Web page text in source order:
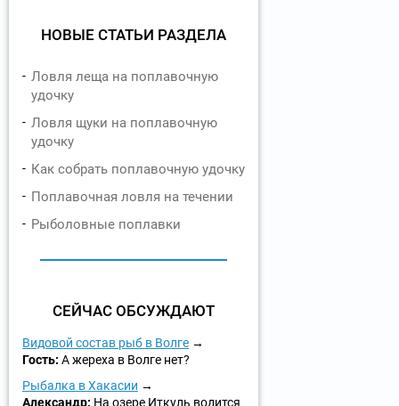
НОВЫЕ СТАТЬИ РАЗДЕЛА
Ловля леща на поплавочную
удочку
Ловля щуки на поплавочную
удочку
Как собрать поплавочную удочку
Поплавочная ловля на течении
Рыболовные поплавки
СЕЙЧАС ОБСУЖДАЮТ
Видовой состав рыб в Волге
Гость: А жереха в Волге нет?
Рыбалка в Хакасии
Александр: На озере Иткуль водится